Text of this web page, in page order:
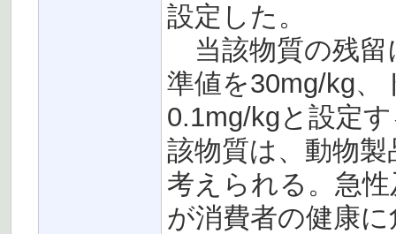
設定した。
当該物質の残留
準値を30mg/kg
0.1mg/kgと設定
該物質は、動物
考えられる。急
が消費者の健康